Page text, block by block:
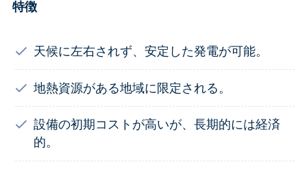
特徴
天候に左右されず、安定した発電が可能。
地熱資源がある地域に限定される。
設備の初期コストが高いが、長期的には経済
的。